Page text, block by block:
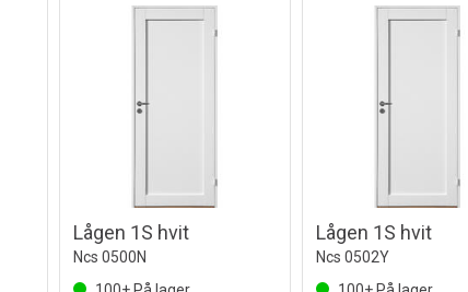
Lågen 1S hvit
Ncs 0500N
Lågen 1S hvit
Ncs 0502Y